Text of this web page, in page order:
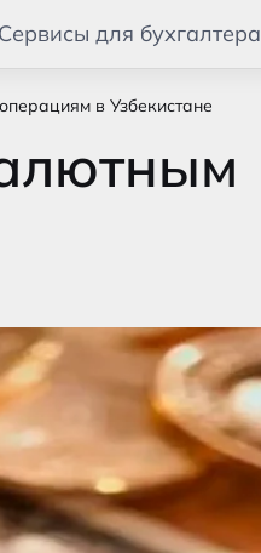
Сервисы для бухгалтера
в Узбекистане